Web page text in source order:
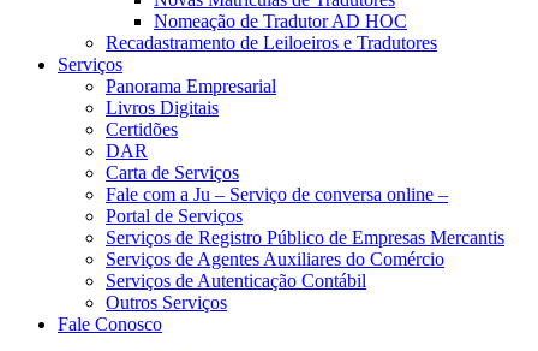
Nomeação de Tradutor AD HOC
Recadastramento de Leiloeiros e Tradutores
Serviços
Panorama Empresarial
Livros Digitais
Certidões
DAR
Carta de Serviços
Fale com a Ju – Serviço de conversa online –
Portal de Serviços
Serviços de Registro Público de Empresas Mercantis
Serviços de Agentes Auxiliares do Comércio
Serviços de Autenticação Contábil
Outros Serviços
Fale Conosco